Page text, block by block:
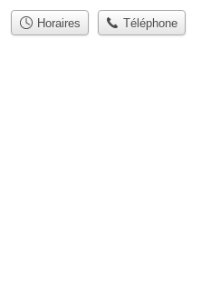
Horaires Téléphone